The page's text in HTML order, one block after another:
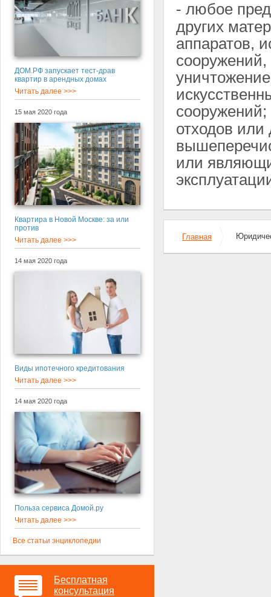
ДОМ.РФ запускает тест-драв
квартир в арендных домах
Читать далее >>>
15 мая 2020 года
Квартира в Новой Москве: за или
против
Читать далее >>>
14 мая 2020 года
Виды ипотечного кредитования
Читать далее >>>
14 мая 2020 года
Польза сервиса Домой.ру
Читать далее >>>
Все статьи энциклопедии
Бесплатная
консультация
- любое
других
аппаратов,
сооружений;
отходов или
или
Главная